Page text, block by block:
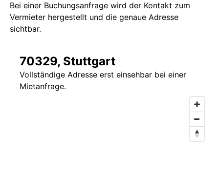
Bei einer Buchungsanfrage wird der Kontakt zum
Vermieter hergestellt und die genaue Adresse
sichtbar.
70329, Stuttgart
Vollständige Adresse erst einsehbar bei einer
Mietanfrage.